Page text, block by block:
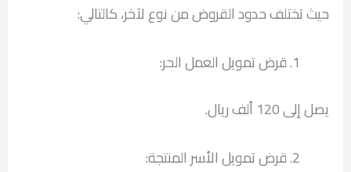
حيث تختلف حدود القروض من نوع لآخر، كالتالي:
قرض تمويل العمل الحر:
يصل إلى 120 ألف ريال.
قرض تمويل الأسر المنتجة: